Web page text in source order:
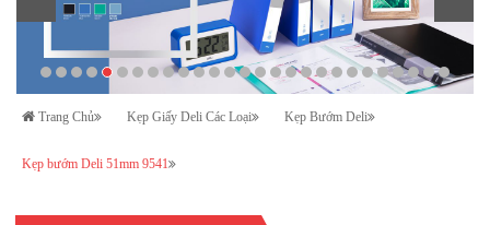
Trang Chủ Kẹp Giấy Deli Các Loại Kẹp Bướm Deli
Kẹp bướm Deli 51mm 9541